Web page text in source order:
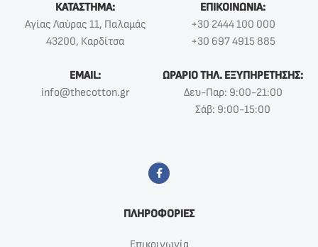
ΚΑΤΑΣΤΗΜΑ:
Αγίας Λαύρας 11, Παλαμάς
43200, Καρδίτσα
ΕΠΙΚΟΙΝΩΝΙΑ:
+30 2444 100 000
+30 697 4915 885
EMAIL:
info@thecotton.gr
ΩΡΑΡΙΟ ΤΗΛ. ΕΞΥΠΗΡΕΤΗΣΗΣ:
Δευ-Παρ: 9:00-21:00
Σάβ: 9:00-15:00
ΠΛΗΡΟΦΟΡΙΕΣ